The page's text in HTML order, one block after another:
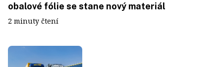
obalové fólie se stane nový materiál
2 minuty čtení